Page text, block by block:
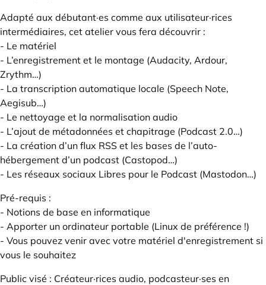
Adapté aux débutant·es comme aux utilisateur·rices
intermédiaires, cet atelier vous fera découvrir :
- Le matériel
- L’enregistrement et le montage (Audacity, Ardour,
Zrythm…)
- La transcription automatique locale (Speech Note,
Aegisub…)
- Le nettoyage et la normalisation audio
- L’ajout de métadonnées et chapitrage (Podcast 2.0…)
- La création d’un flux RSS et les bases de l’auto-
hébergement d’un podcast (Castopod…)
- Les réseaux sociaux Libres pour le Podcast (Mastodon…)
Pré-requis :
- Notions de base en informatique
- Apporter un ordinateur portable (Linux de préférence !)
- Vous pouvez venir avec votre matériel d'enregistrement si
vous le souhaitez
Public visé : Créateur·rices audio, podcasteur·ses en